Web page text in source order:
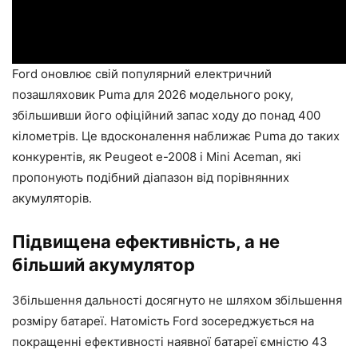
Ford оновлює свій популярний електричний
позашляховик Puma для 2026 модельного року,
збільшивши його офіційний запас ходу до понад 400
кілометрів. Це вдосконалення наближає Puma до таких
конкурентів, як Peugeot e-2008 і Mini Aceman, які
пропонують подібний діапазон від порівнянних
акумуляторів.
Підвищена ефективність, а не
більший акумулятор
Збільшення дальності досягнуто не шляхом збільшення
розміру батареї. Натомість Ford зосереджується на
покращенні ефективності наявної батареї ємністю 43